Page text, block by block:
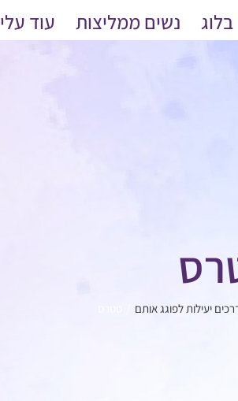
בלוג נשים ממליצות עוד עלי